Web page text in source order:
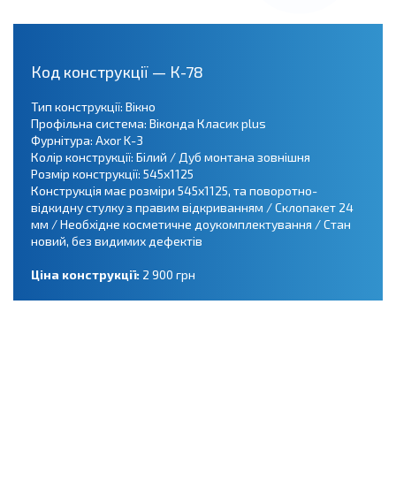
Код конструкції — К-78
Тип конструкції: Вікно
Профільна система: Віконда Класик plus
Фурнітура: Axor K-3
Колір конструкції: Білий / Дуб монтана зовнішня
Розмір конструкції: 545х1125
Конструкція має розміри 545х1125, та поворотно-
відкидну стулку з правим відкриванням / Склопакет 24
мм / Необхідне косметичне доукомплектування / Стан
новий, без видимих дефектів
Ціна конструкції: 2 900 грн